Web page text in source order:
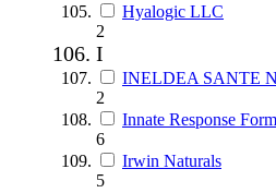
Hyalogic LLC
2
I
INELDEA SANTE
2
Innate Response
6
Irwin Naturals
5